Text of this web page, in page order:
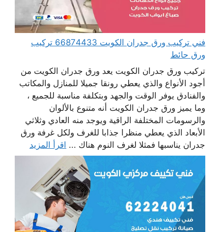
فني تركيب ورق جدران الكويت 66874433 تركيب
ورق حائط
تركيب ورق جدران الكويت يعد ورق جدران الكويت من
أجود الأنواع والذي يعطي رونقا جميلا للمنازل والمكاتب
والفنادق يوفر الوقت والجهد وبتكلفة مناسبة للجميع ،
وما يميز ورق جدران الكويت أنه متنوع بالألوان
والرسومات المختلفة الراقية ويوجد منه العادي وثلاثي
الأبعاد الذي يعطي منظرا جذابا للغرف ولكل غرفة ورق
جدران يناسبها فمثلا لغرف النوم هناك ... اقرأ المزيد